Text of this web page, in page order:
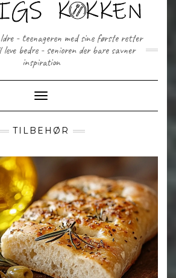
- teenageren med sine første retter
leve bedre - senioren der bare savner
inspiration
Toggle Navigation
TILBEHØR